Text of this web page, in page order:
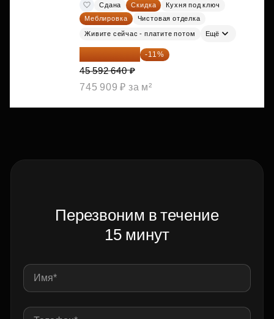
Сдана Скидка
Кухня под ключ
Меблировка
Чистовая отделка
Живите сейчас - платите потом Ещё
40 577 450 ₽ -11%
45 592 640 ₽
745 909 ₽ за м²
Перезвоним в течение
15 минут